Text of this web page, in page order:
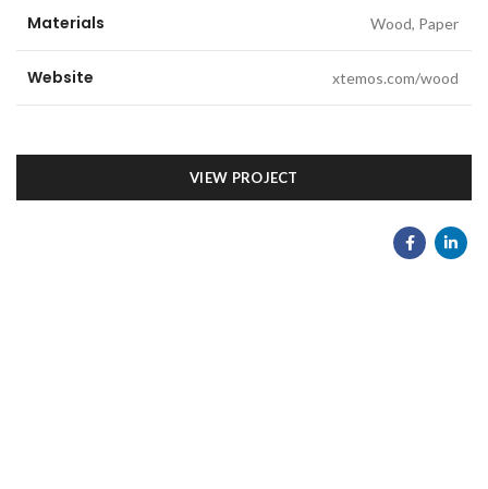
Materials Wood, Paper
Website xtemos.com/wood
VIEW PROJECT